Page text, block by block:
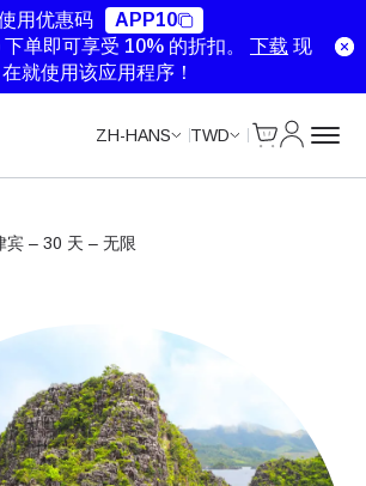
使用优惠码
APP10
单即可享受 10% 的折扣。 下载 现
在就使用该应用程序！
ZH-HANS TWD
宾 – 30 天 – 无限